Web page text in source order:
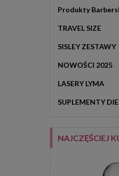
Produkty
TRAVEL SIZE
SISLEY ZESTAWY
NOWOŚCI 2025
LASERY LYMA
SUPLEMENTY
NAJCZĘŚCIEJ